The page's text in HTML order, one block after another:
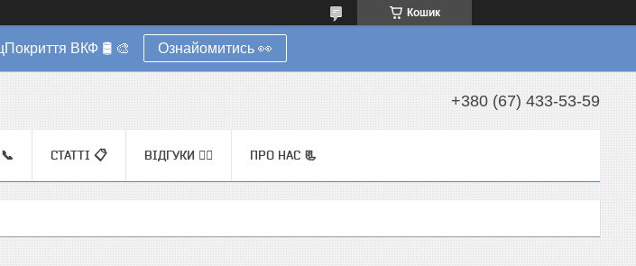
Кошик
ВКФ 🛢️ 🎨 Ознайомитись 👀
+380 (67) 433-53-59
СТАТТІ 📋 ВІДГУКИ ✍🏼 ПРО НАС 📃